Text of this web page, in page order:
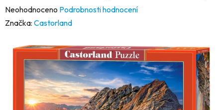
Průměrné
hodnocení
hvězdiček.
Neohodnoceno Podrobnosti hodnocení
Značka: Castorland